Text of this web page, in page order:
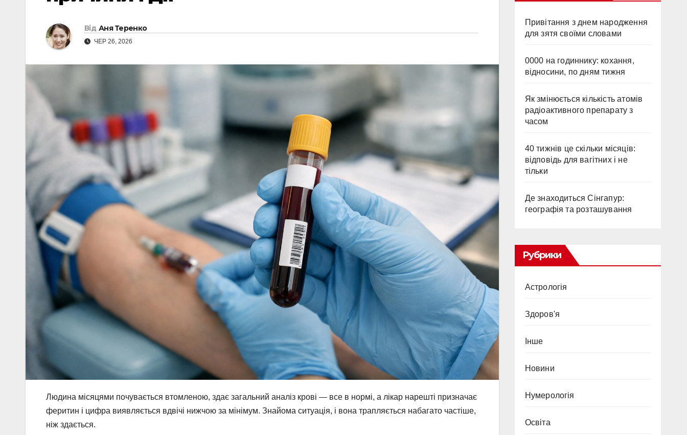
Від Аня Теренко
ЧЕР 26, 2026
Людина місяцями почувається втомленою, здає загальний аналіз крові — все в нормі, а лікар нарешті призначає
феритин і цифра виявляється вдвічі нижчою за мінімум. Знайома ситуація, і вона трапляється набагато частіше,
ніж здається.
Привітання з днем народження
для зятя своїми словами
0000 на годиннику: кохання,
відносини, по дням тижня
Як змінюється кількість атомів
радіоактивного препарату з
часом
40 тижнів це скільки місяців:
відповідь для вагітних і не
тільки
Де знаходиться Сінгапур:
географія та розташування
Рубрики
Астрологія
Здоров'я
Інше
Новини
Нумерологія
Освіта